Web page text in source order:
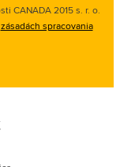
CANADA 2015 s. r. o.
zásadách spracovania